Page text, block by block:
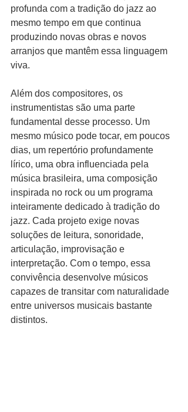
profunda com a tradição do jazz ao
mesmo tempo em que continua
produzindo novas obras e novos
arranjos que mantêm essa linguagem
viva.
Além dos compositores, os
instrumentistas são uma parte
fundamental desse processo. Um
mesmo músico pode tocar, em poucos
dias, um repertório profundamente
lírico, uma obra influenciada pela
música brasileira, uma composição
inspirada no rock ou um programa
inteiramente dedicado à tradição do
jazz. Cada projeto exige novas
soluções de leitura, sonoridade,
articulação, improvisação e
interpretação. Com o tempo, essa
convivência desenvolve músicos
capazes de transitar com naturalidade
entre universos musicais bastante
distintos.